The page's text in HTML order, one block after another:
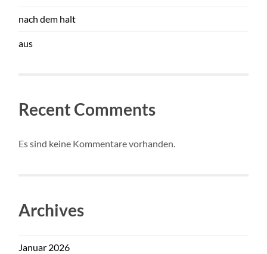
nach dem halt
aus
Recent Comments
Es sind keine Kommentare vorhanden.
Archives
Januar 2026